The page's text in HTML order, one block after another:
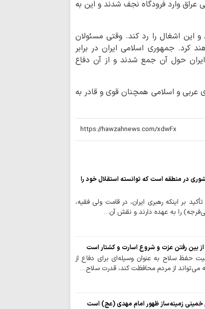
عراق وارد فرودگاه نجف شدند و این به
و این اشغال را رد کند. وقتی مسئولان
کرد. جمهوری اسلامی ایران در برابر
حول آن جمع شدند و از آن دفاع
و اسلامی همچنان قوی و قادر به
در منطقه است که توانسته استقلال خود را
بر اینکه رهبری ایران، در قامت ولی فقیه،
را به عهده دارند و نقش آن…
بین رفتن عزت و شروع اسارت و کشتار است
حفظ سلاح به عنوان وسیله‌ای برای دفاع از
می‌تواند از مردم محافظت کند، قدرت سلاح…
خمینی زمینه‌ساز ظهور امام مهدی (عج) است